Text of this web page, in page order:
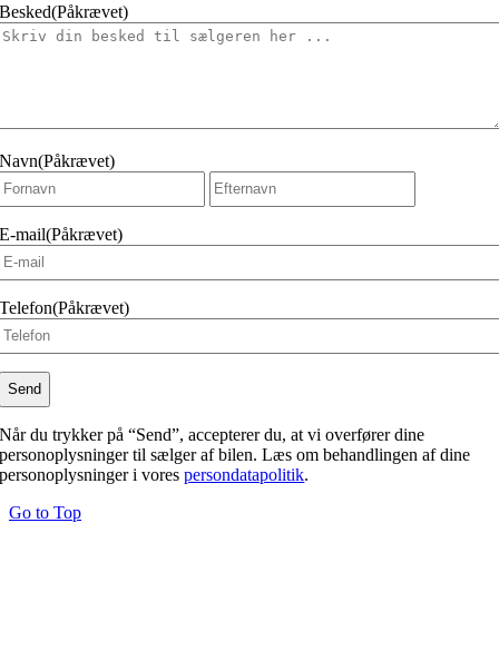
Besked(Påkrævet)
Navn(Påkrævet)
Fornavn
E-mail(Påkrævet)
Telefon(Påkrævet)
Når du trykker på “Send”, accepterer du, at vi overfører dine
personoplysninger til sælger af bilen. Læs om behandlingen af dine
personoplysninger i vorespersondatapolitik.
Go to Top